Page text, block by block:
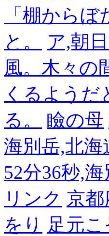
「棚から
と。
ア,朝
風。木々の
くるようだ
る。
瞼の母
海別岳,北海
52分36秒,
リンク 京都
をり 足元